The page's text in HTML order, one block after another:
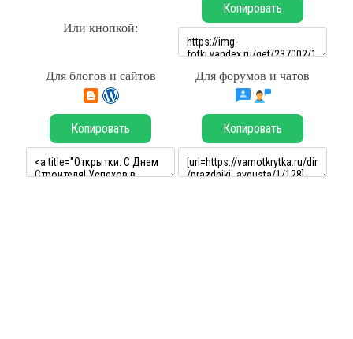
Или кнопкой:
Копировать
Для блогов и сайтов Для форумов и чатов
Копировать Копировать